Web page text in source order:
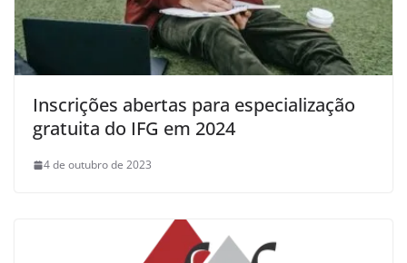
Inscrições abertas para especialização
gratuita do IFG em 2024
4 de outubro de 2023